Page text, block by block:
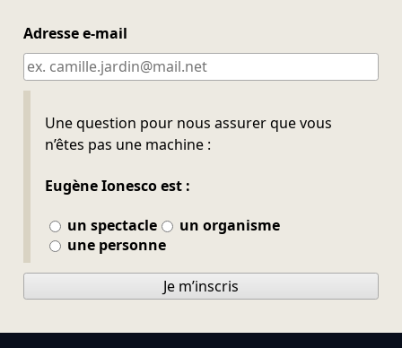
Adresse e-mail
Une question pour nous assurer que vous
n’êtes pas une machine :
Eugène Ionesco est :
un spectacle
un organisme
une personne
Ne pas remplir
Je m’inscris